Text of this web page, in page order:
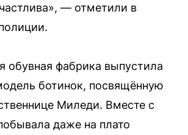
— отметили в
обувная фабрика выпустила
ботинок, посвящённую
Миледи. Вместе с
даже на плато